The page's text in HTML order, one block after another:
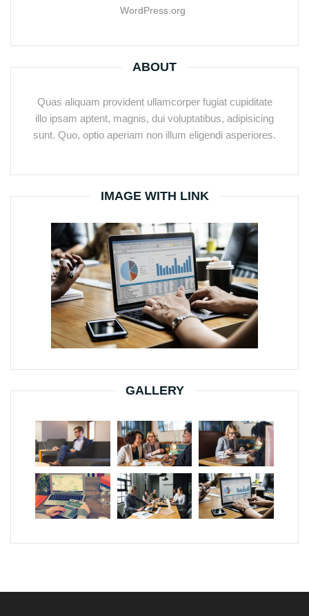
WordPress.org
ABOUT
Quas aliquam provident ullamcorper fugiat cupiditate
illo ipsam aptent, magnis, dui voluptatibus, adipisicing
sunt. Quo, optio aperiam non illum eligendi asperiores.
IMAGE WITH LINK
GALLERY